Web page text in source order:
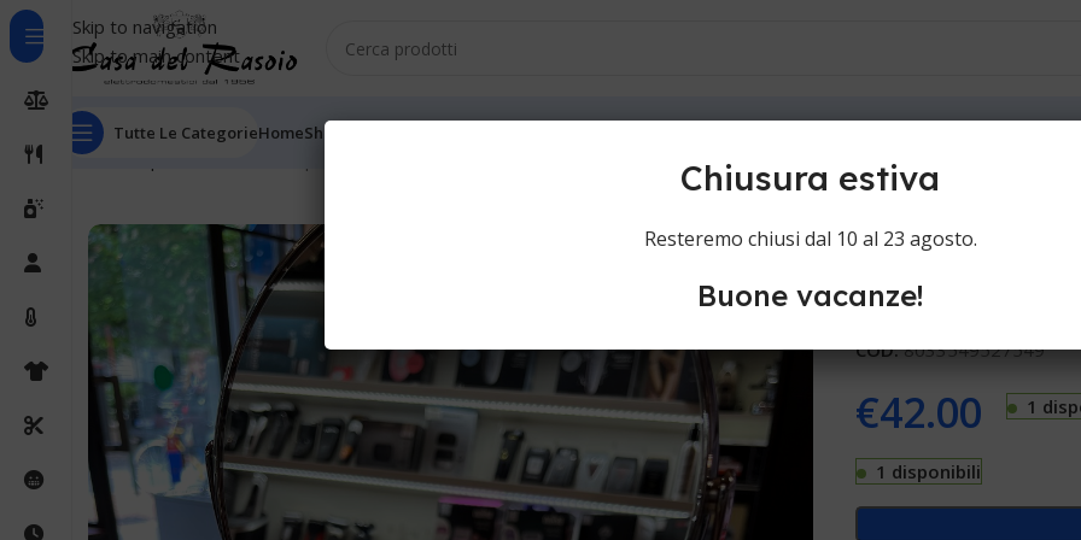
Skip to navigation
Skip to main content
Tutte Le CategorieHomeShop
Home
Morocutti
Specchi Morocutti Specchio
COD:8033549527549
€42.00 1
1 disponibili
Chiusura estiva
Resteremo chiusi dal 10 al 23 agosto.
Buone vacanze!